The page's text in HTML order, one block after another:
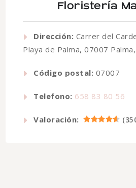
Floristería
Dirección: Carrer del
Playa de Palma, 07007
Código postal: 07007
Telefono: 658 83 80 56
Valoración: (